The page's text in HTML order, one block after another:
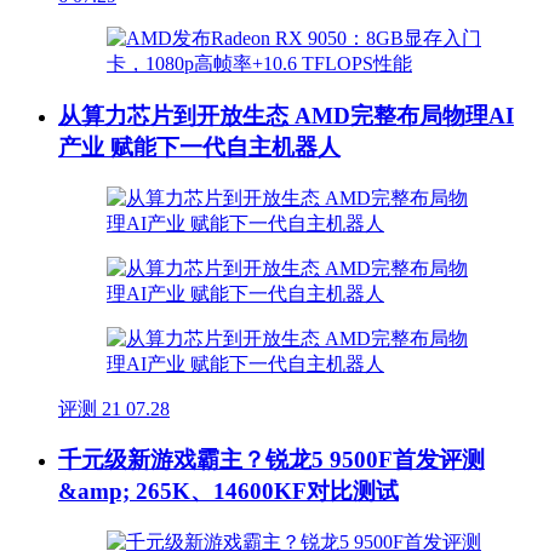
从算力芯片到开放生态 AMD完整布局物理AI
产业 赋能下一代自主机器人
评测 21 07.28
千元级新游戏霸主？锐龙5 9500F首发评测
&amp; 265K、14600KF对比测试